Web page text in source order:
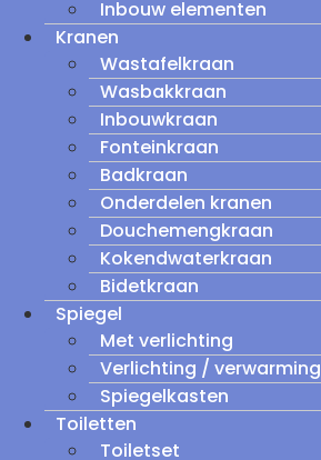
Inbouw elementen
Kranen
Wastafelkraan
Wasbakkraan
Inbouwkraan
Fonteinkraan
Badkraan
Onderdelen kranen
Douchemengkraan
Kokendwaterkraan
Bidetkraan
Spiegel
Met verlichting
Verlichting / verwarming
Spiegelkasten
Toiletten
Toiletset